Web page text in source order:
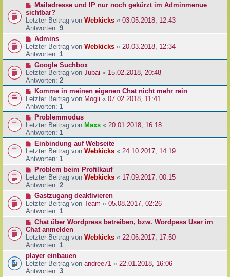
Mailadresse und IP nur noch gekürzt im Adminmenue
sichtbar?
Letzter Beitrag von Webkicks « 03.05.2018, 12:43
Antworten: 9
Admins
Letzter Beitrag von Webkicks « 20.03.2018, 12:34
Antworten: 1
Google Suchbox
Letzter Beitrag von Jubai « 15.02.2018, 20:48
Antworten: 2
Komme in meinen eigenen Chat nicht mehr rein
Letzter Beitrag von Mogli « 07.02.2018, 11:41
Antworten: 1
Problemmodus
Letzter Beitrag von Maxs « 20.01.2018, 16:18
Antworten: 1
Einbindung auf Webseite
Letzter Beitrag von Webkicks « 24.10.2017, 14:19
Antworten: 1
Problem beim Profilkauf
Letzter Beitrag von Webkicks « 17.09.2017, 00:15
Antworten: 2
Gastzugang deaktivieren
Letzter Beitrag von Team « 05.08.2017, 02:26
Antworten: 1
Chat über Wordpress betreiben, bzw. Wordpess User im
Chat anmelden
Letzter Beitrag von Webkicks « 22.06.2017, 17:50
Antworten: 1
player einbauen
Letzter Beitrag von andree71 « 22.01.2018, 16:06
Antworten: 3